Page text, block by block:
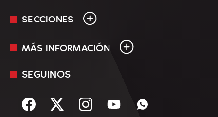
SECCIONES
En Vivo
Sociedad
MÁS INFORMACIÓN
Mediakit
Términos y condiciones
SEGUINOS